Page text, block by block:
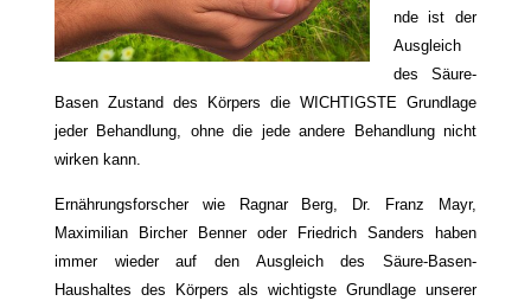
nde ist der
Ausgleich
des Säure-
Basen Zustand des Körpers die WICHTIGSTE Grundlage
jeder Behandlung, ohne die jede andere Behandlung nicht
wirken kann.
Ernährungsforscher wie Ragnar Berg, Dr. Franz Mayr,
Maximilian Bircher Benner oder Friedrich Sanders haben
immer wieder auf den Ausgleich des Säure-Basen-
Haushaltes des Körpers als wichtigste Grundlage unserer